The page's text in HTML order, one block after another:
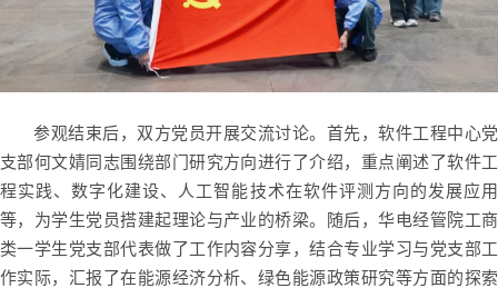
参观结束后，双方党员开展交流讨论。首先，软件工程中心党
支部何文婧同志围绕部门研究方向进行了介绍，重点阐述了软件工
程实践、数字化建设、人工智能技术在软件评测方向的发展应用
等，为学生党员搭建起理论与产业的桥梁。随后，华电经管院工商
类一学生党支部代表做了工作内容分享，结合专业学习与党支部工
作实际，汇报了在能源经济分析、绿色能源政策研究等方面的探索